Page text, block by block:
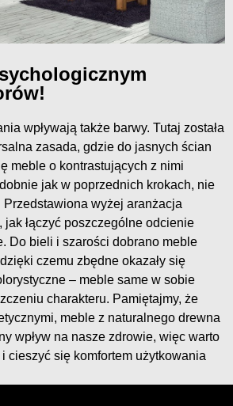
wpływają także barwy. Tutaj została
zasada, gdzie do jasnych ścian
meble o kontrastujących z nimi
jak w poprzednich krokach, nie
Przedstawiona wyżej aranżacja
łączyć poszczególne odcienie
Do bieli i szarości dobrano meble
czemu zbędne okazały się
– meble same w sobie
charakteru. Pamiętajmy, że
meble z naturalnego drewna
wpływ na nasze zdrowie, więc warto
cieszyć się komfortem użytkowania